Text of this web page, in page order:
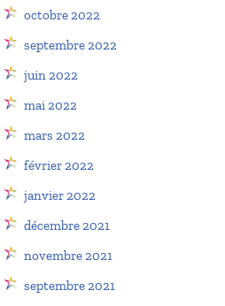
octobre 2022
septembre 2022
juin 2022
mai 2022
mars 2022
février 2022
janvier 2022
décembre 2021
novembre 2021
septembre 2021